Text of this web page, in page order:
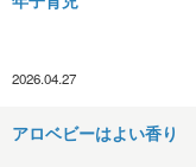
2026.04.27
アロベビーはよい香り